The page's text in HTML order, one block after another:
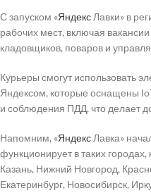
С запуском «Яндекс Лавки» в
рабочих мест, включая
кладовщиков, поваров и
Курьеры смогут использовать
Яндексом, которые оснащены
и соблюдения ПДД, что делает
Напомним, «Яндекс Лавка»
функционирует в таких
Казань, Нижний Новгород,
Екатеринбург, Новосибирск,